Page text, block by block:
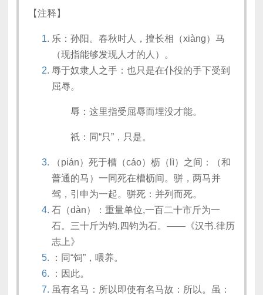
【注释】
乐：孙阳。春秋时人，擅长相（xiàng）马
（现指能够发现人才的人）。
辱于奴隶人之手：也只是在仆役的手下受到
屈辱。
辱：这里指受屈辱而埋没才能。
祇：同“只”，只是。
（pián）死于槽（cáo）枥（lì）之间：（和
普通的马）一同死在槽枥间。骈，两马并
驾，引申为一起。骈死：并列而死。
石（dàn）：重量单位,一百二十市斤为一
石。三十斤为钧,四钧为石。——《汉书.律历
志上》
：同“饲”，喂养。
：因此。
虽有名马：所以即使有名马故：所以。虽：